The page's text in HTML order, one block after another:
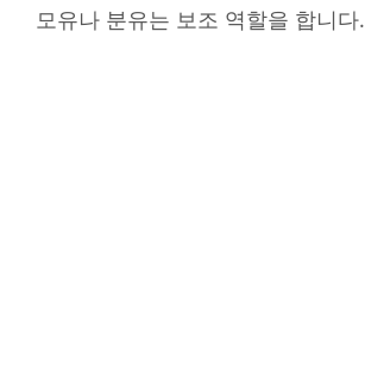
모유나 분유는 보조 역할을 합니다.